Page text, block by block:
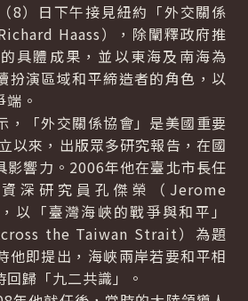
）日下午接見紐約「外交關係
Haass），除闡釋政府推
具體成果，並以東海及南海為
扮演區域和平締造者的角色，以
。
「外交關係協會」是美國重要
以來，出版眾多研究報告，在國
影響力。2006年他在臺北市長任
深研究員孔傑榮（ Jerome
以「臺灣海峽的戰爭與和平」
the Taiwan Strait）為題
他即提出，海峽兩岸若要和平相
歸「九二共識」。